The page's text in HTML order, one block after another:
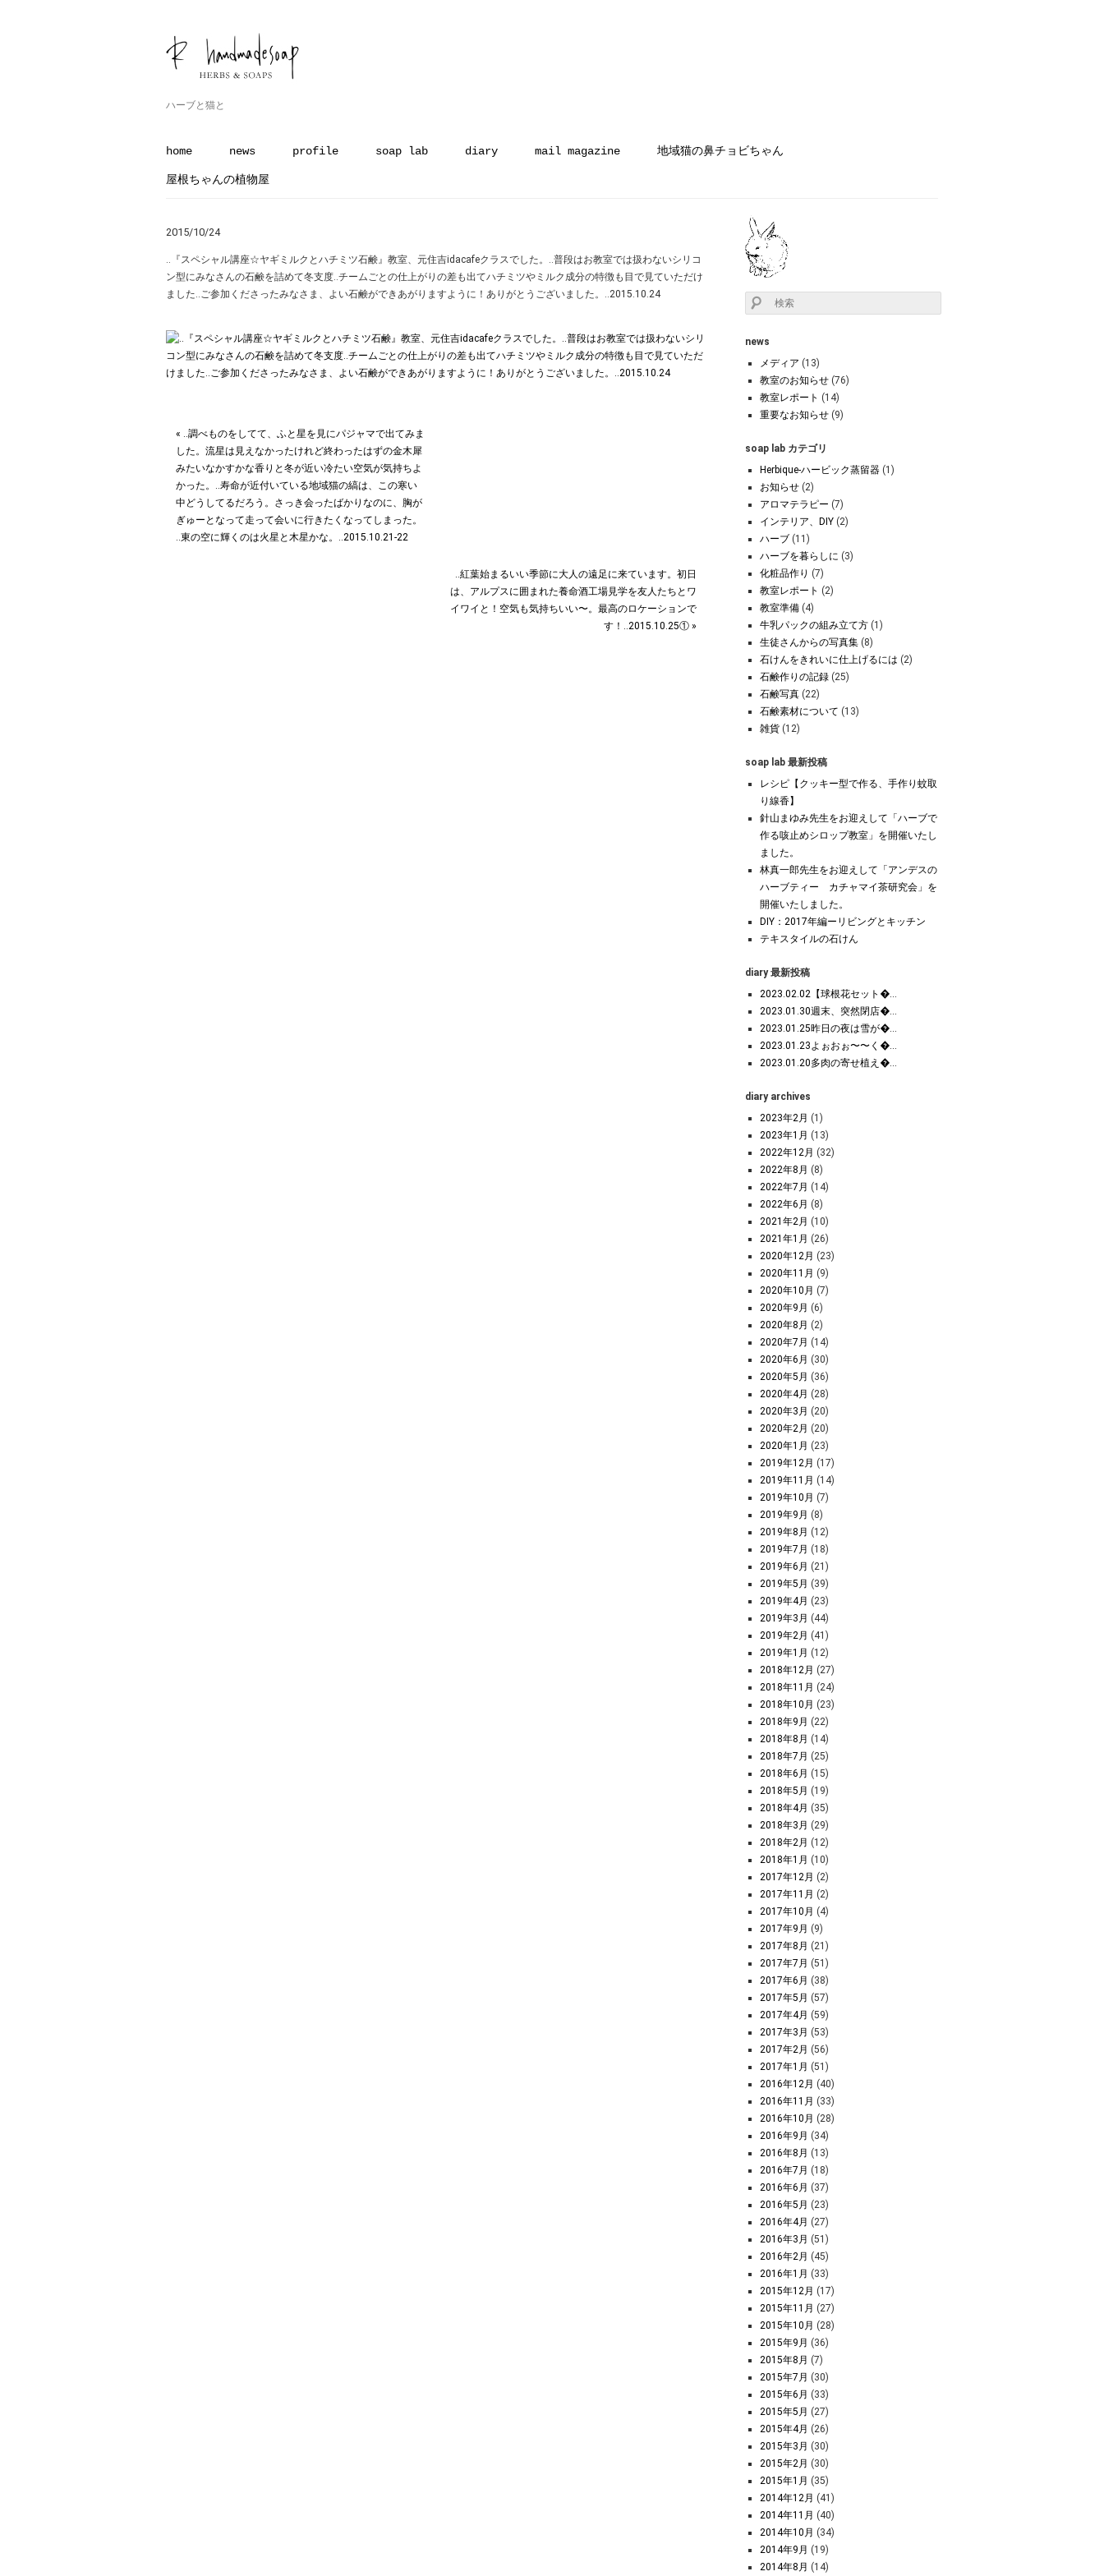
ハーブと猫と
home news profile soap lab diary mail magazine 地域猫の鼻チョビちゃん
屋根ちゃんの植物屋
2015/10/24
‥『スペシャル講座☆ヤギミルクとハチミツ石鹸』教室、元住吉idacafeクラスでした。‥普段はお教室では扱わないシリコ
ン型にみなさんの石鹸を詰めて冬支度︎‥チームごとの仕上がりの差も出てハチミツやミルク成分の特徴も目で見ていただけ
ました‥ご参加くださったみなさま、よい石鹸ができあがりますように！ありがとうございました。‥2015.10.24
« ‥調べものをしてて、ふと星を見にパジャマで出てみま
した。流星は見えなかったけれど終わったはずの金木犀
みたいなかすかな香りと冬が近い冷たい空気が気持ちよ
かった。‥寿命が近付いている地域猫の縞は、この寒い
中どうしてるだろう。さっき会ったばかりなのに、胸が
ぎゅーとなって走って会いに行きたくなってしまった。
‥東の空に輝くのは火星と木星かな。‥2015.10.21-22
‥紅葉始まるいい季節に大人の遠足に来ています。初日
は、アルプスに囲まれた養命酒工場見学を友人たちとワ
イワイと！空気も気持ちいい〜。最高のロケーションで
す！‥2015.10.25① »
news
メディア (13)
教室のお知らせ (76)
教室レポート (14)
重要なお知らせ (9)
soap lab カテゴリ
Herbique-ハービック蒸留器 (1)
お知らせ (2)
アロマテラピー (7)
インテリア、DIY (2)
ハーブ (11)
ハーブを暮らしに (3)
化粧品作り (7)
教室レポート (2)
教室準備 (4)
牛乳パックの組み立て方 (1)
生徒さんからの写真集 (8)
石けんをきれいに仕上げるには (2)
石鹸作りの記録 (25)
石鹸写真 (22)
石鹸素材について (13)
雑貨 (12)
soap lab 最新投稿
レシピ【クッキー型で作る、手作り蚊取
り線香】
針山まゆみ先生をお迎えして「ハーブで
作る咳止めシロップ教室」を開催いたし
ました。
林真一郎先生をお迎えして「アンデスの
ハーブティー カチャマイ茶研究会」を
開催いたしました。
DIY：2017年編ーリビングとキッチン
テキスタイルの石けん
diary 最新投稿
2023.02.02【球根花セット�...
2023.01.30週末、突然閉店�...
2023.01.25昨日の夜は雪が�...
2023.01.23よぉおぉ〜〜く�...
2023.01.20多肉の寄せ植え�...
diary archives
2023年2月 (1)
2023年1月 (13)
2022年12月 (32)
2022年8月 (8)
2022年7月 (14)
2022年6月 (8)
2021年2月 (10)
2021年1月 (26)
2020年12月 (23)
2020年11月 (9)
2020年10月 (7)
2020年9月 (6)
2020年8月 (2)
2020年7月 (14)
2020年6月 (30)
2020年5月 (36)
2020年4月 (28)
2020年3月 (20)
2020年2月 (20)
2020年1月 (23)
2019年12月 (17)
2019年11月 (14)
2019年10月 (7)
2019年9月 (8)
2019年8月 (12)
2019年7月 (18)
2019年6月 (21)
2019年5月 (39)
2019年4月 (23)
2019年3月 (44)
2019年2月 (41)
2019年1月 (12)
2018年12月 (27)
2018年11月 (24)
2018年10月 (23)
2018年9月 (22)
2018年8月 (14)
2018年7月 (25)
2018年6月 (15)
2018年5月 (19)
2018年4月 (35)
2018年3月 (29)
2018年2月 (12)
2018年1月 (10)
2017年12月 (2)
2017年11月 (2)
2017年10月 (4)
2017年9月 (9)
2017年8月 (21)
2017年7月 (51)
2017年6月 (38)
2017年5月 (57)
2017年4月 (59)
2017年3月 (53)
2017年2月 (56)
2017年1月 (51)
2016年12月 (40)
2016年11月 (33)
2016年10月 (28)
2016年9月 (34)
2016年8月 (13)
2016年7月 (18)
2016年6月 (37)
2016年5月 (23)
2016年4月 (27)
2016年3月 (51)
2016年2月 (45)
2016年1月 (33)
2015年12月 (17)
2015年11月 (27)
2015年10月 (28)
2015年9月 (36)
2015年8月 (7)
2015年7月 (30)
2015年6月 (33)
2015年5月 (27)
2015年4月 (26)
2015年3月 (30)
2015年2月 (30)
2015年1月 (35)
2014年12月 (41)
2014年11月 (40)
2014年10月 (34)
2014年9月 (19)
2014年8月 (14)